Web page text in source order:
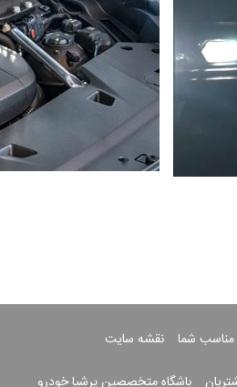
نقشه سایت
باشگاه متخصصین پرشیا خودرو